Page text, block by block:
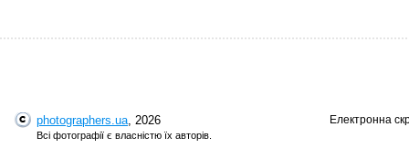
photographers.ua, 2026
Всі фотографії є власністю їх авторів.
Електронна